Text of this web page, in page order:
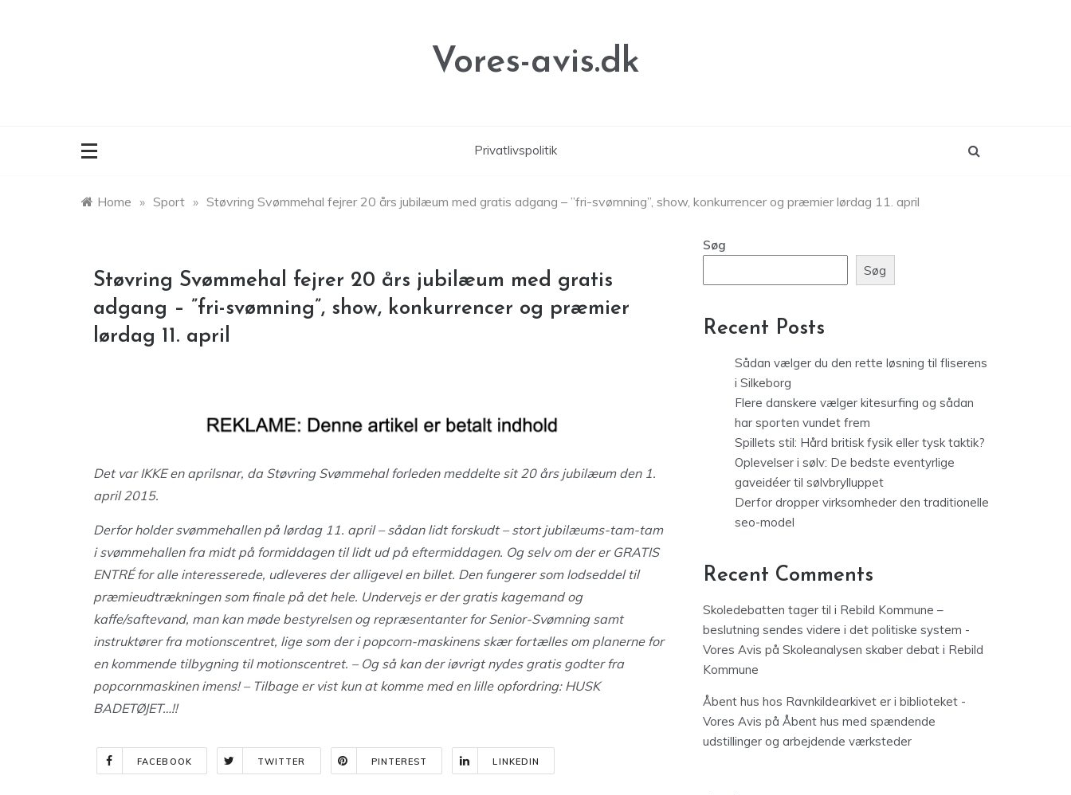
Vores-avis.dk
Privatlivspolitik
Home » Sport » Støvring Svømmehal fejrer 20 års jubilæum med gratis adgang – ”fri-svømning”, show, konkurrencer og præmier lørdag 11. april
Støvring Svømmehal fejrer 20 års jubilæum med gratis
adgang – ”fri-svømning”, show, konkurrencer og præmier
lørdag 11. april
Det var IKKE en aprilsnar, da Støvring Svømmehal forleden meddelte sit 20 års jubilæum den 1.
april 2015.
Derfor holder svømmehallen på lørdag 11. april – sådan lidt forskudt – stort jubilæums-tam-tam
i svømmehallen fra midt på formiddagen til lidt ud på eftermiddagen. Og selv om der er GRATIS
ENTRÉ for alle interesserede, udleveres der alligevel en billet. Den fungerer som lodseddel til
præmieudtrækningen som finale på det hele. Undervejs er der gratis kagemand og
kaffe/saftevand, man kan møde bestyrelsen og repræsentanter for Senior-Svømning samt
instruktører fra motionscentret, lige som der i popcorn-maskinens skær fortælles om planerne for
en kommende tilbygning til motionscentret. – Og så kan der iøvrigt nydes gratis godter fra
popcornmaskinen imens! – Tilbage er vist kun at komme med en lille opfordring: HUSK
BADETØJET…!!
FACEBOOK TWITTER PINTEREST LINKEDIN
Søg
Søg
Recent Posts
Sådan vælger du den rette løsning til fliserens
i Silkeborg
Flere danskere vælger kitesurfing og sådan
har sporten vundet frem
Spillets stil: Hård britisk fysik eller tysk taktik?
Oplevelser i sølv: De bedste eventyrlige
gaveidéer til sølvbrylluppet
Derfor dropper virksomheder den traditionelle
seo-model
Recent Comments
Skoledebatten tager til i Rebild Kommune –
beslutning sendes videre i det politiske system -
Vores Avis på Skoleanalysen skaber debat i Rebild
Kommune
Åbent hus hos Ravnkildearkivet er i biblioteket -
Vores Avis på Åbent hus med spændende
udstillinger og arbejdende værksteder